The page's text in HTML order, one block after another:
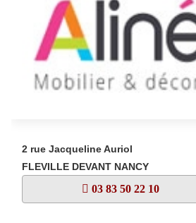
2 rue Jacqueline Auriol
FLEVILLE DEVANT NANCY
03 83 50 22 10